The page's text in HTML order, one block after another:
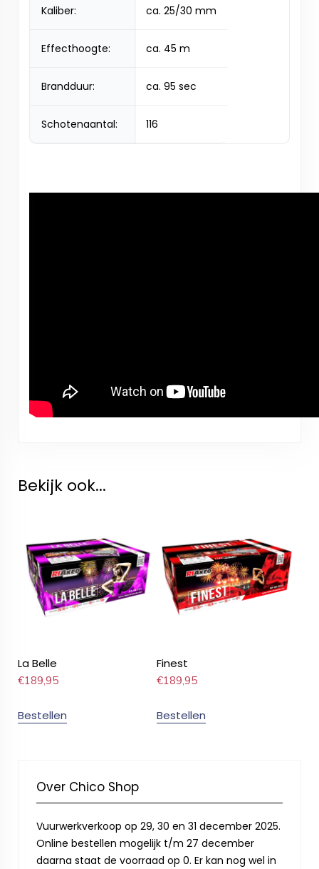
Kaliber: ca. 25/30 mm
Effecthoogte: ca. 45 m
Brandduur: ca. 95 sec
Schotenaantal: 116
Bekijk ook...
La Belle
€189,95
Bestellen
Finest
€189,95
Bestellen
Over Chico Shop
Vuurwerkverkoop op 29, 30 en 31 december 2025.
Online bestellen mogelijk t/m 27 december
daarna staat de voorraad op 0. Er kan nog wel in